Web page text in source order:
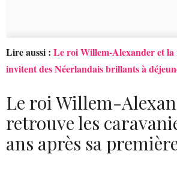
Lire aussi : Le roi Willem-Alexander et
invitent des Néerlandais brillants à
Le roi Willem-
retrouve les
ans après sa